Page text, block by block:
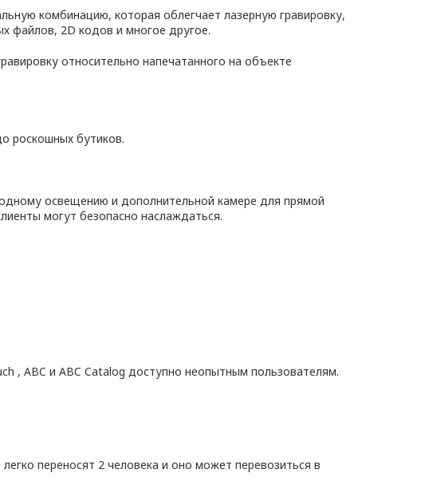
комбинацию, которая облегчает лазерную гравировку,
файлов, 2D кодов и многое другое.
относительно напечатанного на объекте
роскошных бутиков.
освещению и дополнительной камере для прямой
могут безопасно наслаждаться.
, ABC и ABC Catalog доступно неопытным пользователям.
переносят 2 человека и оно может перевозиться в